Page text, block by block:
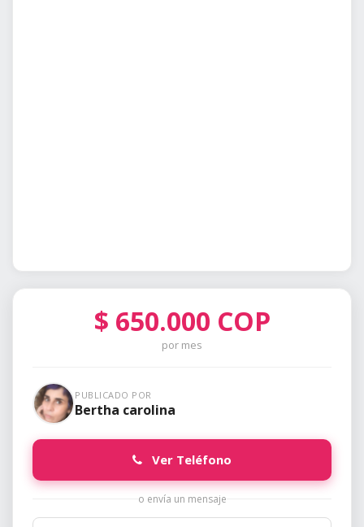
$ 650.000 COP
por mes
PUBLICADO POR
Bertha carolina
Ver Teléfono
o envía un mensaje